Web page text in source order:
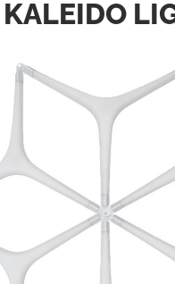
KALEIDO